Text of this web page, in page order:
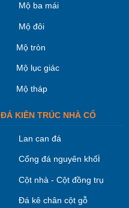
Mộ ba mái
Mộ đôi
Mộ tròn
Mộ lục giác
Mộ tháp
ĐÁ KIÊN TRÚC NHÀ CỔ
Lan can đá
Cổng đá nguyên khối
Cột nhà - Cột đồng trụ
Đá kê chân cột gỗ